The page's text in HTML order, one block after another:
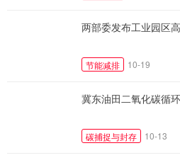
两部委发布工业园区
节能减排 10-19
冀东油田二氧化碳循
碳捕捉与封存 10-13